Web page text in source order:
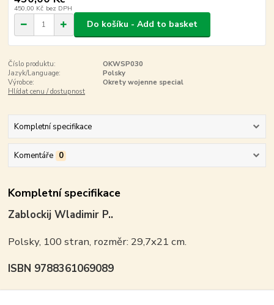
450,00 Kč bez DPH
Do košíku - Add to basket
Číslo produktu:
OKWSP030
Jazyk/Language:
Polsky
Výrobce:
Okrety wojenne special
Hlídat cenu / dostupnost
Kompletní specifikace
Komentáře 0
Kompletní specifikace
Zablockij Wladimir P..
Polsky, 100 stran, rozměr: 29,7x21 cm.
ISBN 9788361069089